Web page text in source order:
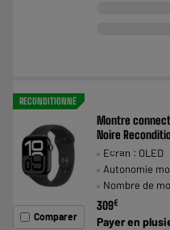
RECONDITIONNÉ
Comparer
Montre
Noire
Ecran : OLED
Autonomie
Nombre de
309€
Payer en